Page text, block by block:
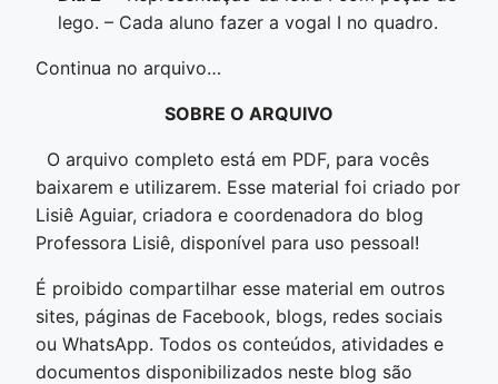
lego. – Cada aluno fazer a vogal I no quadro.
Continua no arquivo…
SOBRE O ARQUIVO
O arquivo completo está em PDF, para vocês
baixarem e utilizarem. Esse material foi criado por
Lisiê Aguiar, criadora e coordenadora do blog
Professora Lisiê, disponível para uso pessoal!
É proibido compartilhar esse material em outros
sites, páginas de Facebook, blogs, redes sociais
ou WhatsApp. Todos os conteúdos, atividades e
documentos disponibilizados neste blog são